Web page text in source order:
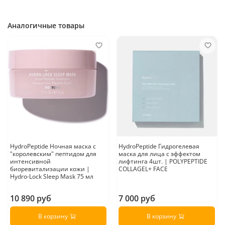
Аналогичные товары
HydroPeptide Ночная маска с
"королевским" пептидом для
интенсивной
биоревитализации кожи |
Hydro-Lock Sleep Mask 75 мл
10 890 руб
В корзину
HydroPeptide Гидрогелевая
маска для лица с эффектом
лифтинга 4шт. | POLYPEPTIDE
COLLAGEL+ FACE
7 000 руб
В корзину